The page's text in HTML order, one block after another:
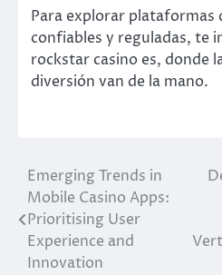
Para explorar plataformas
confiables y reguladas, te
rockstar casino es, donde
diversión van de la mano.
Post
navigation
Emerging Trends in
Mobile Casino Apps:
Prioritising User
Experience and
Innovation